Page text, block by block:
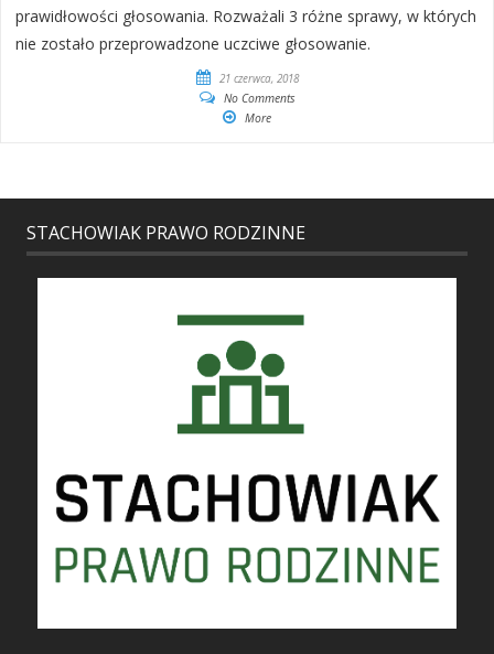
prawidłowości głosowania. Rozważali 3 różne sprawy, w których
nie zostało przeprowadzone uczciwe głosowanie.
21 czerwca, 2018
No Comments
More
STACHOWIAK PRAWO RODZINNE